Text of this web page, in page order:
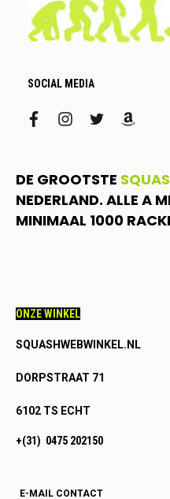
SOCIAL MEDIA
facebookinstagram
twitter
DE GROOTSTE
NEDERLAND. ALLE A
MINIMAAL 1000
ONZE WINKEL
SQUASHWEBWINKEL.NL
DORPSTRAAT 71
6102 TS ECHT
+(31) 0475 202150
E-MAIL CONTACT